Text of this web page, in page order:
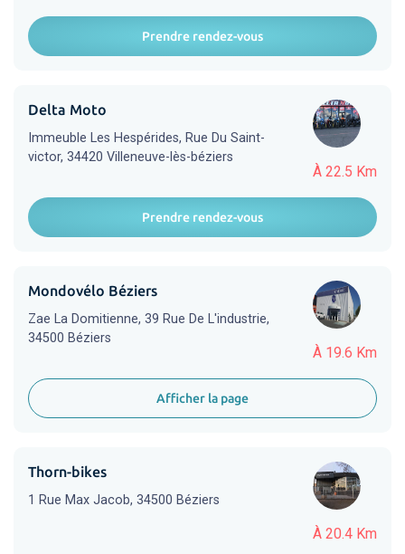
Prendre rendez-vous
À 22.5 Km
Delta Moto
Immeuble Les Hespérides, Rue Du Saint-
victor, 34420 Villeneuve-lès-béziers
Prendre rendez-vous
À 19.6 Km
Mondovélo Béziers
Zae La Domitienne, 39 Rue De L'industrie,
34500 Béziers
Afficher la page
À 20.4 Km
Thorn-bikes
1 Rue Max Jacob, 34500 Béziers